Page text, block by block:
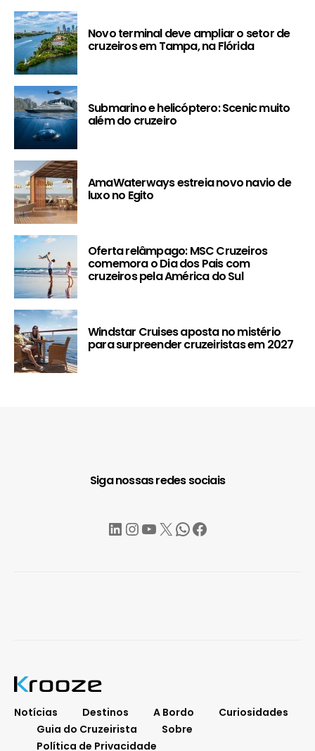
Novo terminal deve ampliar o setor de
cruzeiros em Tampa, na Flórida
Submarino e helicóptero: Scenic muito
além do cruzeiro
AmaWaterways estreia novo navio de
luxo no Egito
Oferta relâmpago: MSC Cruzeiros
comemora o Dia dos Pais com
cruzeiros pela América do Sul
Windstar Cruises aposta no mistério
para surpreender cruzeiristas em 2027
Siga nossas redes sociais
LinkedIn
Instagram
YouTube
X WhatsApp
Facebook
Notícias Destinos A Bordo
Curiosidades
Guia do Cruzeirista
Sobre
Política de Privacidade